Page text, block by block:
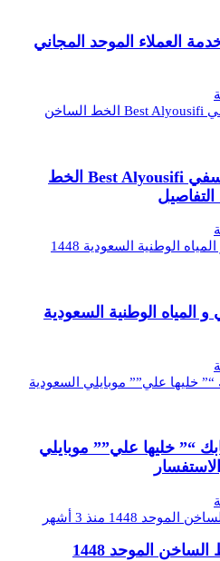
العملاء الموحد المجاني
رقم خدمة عملاء بست اليوسفي Best Alyousifi الخط
الوطنية السعودية
“” خليها علي”” موبايلي
منذ 3 أشهر
الموحد 1448